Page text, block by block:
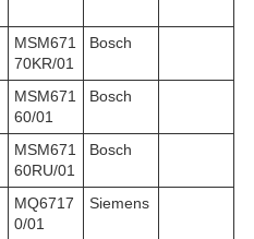
MSM671
70KR/01
Bosch
MSM671
60/01
Bosch
MSM671
60RU/01
Bosch
MQ6717
0/01
Siemens